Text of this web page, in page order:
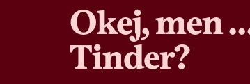
Okej, men
Tinder?